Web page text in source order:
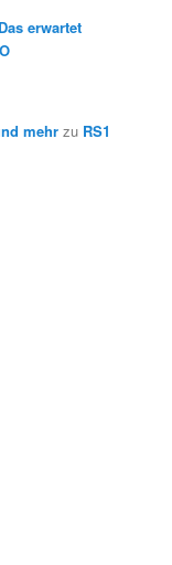
erwartet
mehr zu RS1